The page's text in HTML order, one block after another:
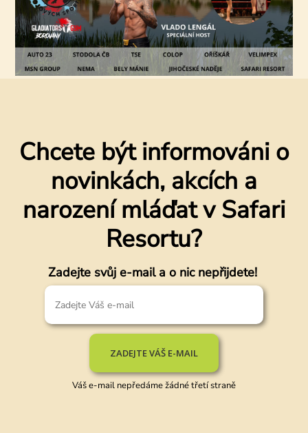
Chcete být informováni o
novinkách, akcích a
narození mláďat v Safari
Resortu?
Zadejte svůj e-mail a o nic nepřijdete!
ZADEJTE VÁŠ E-MAIL
Váš e-mail nepředáme žádné třetí straně